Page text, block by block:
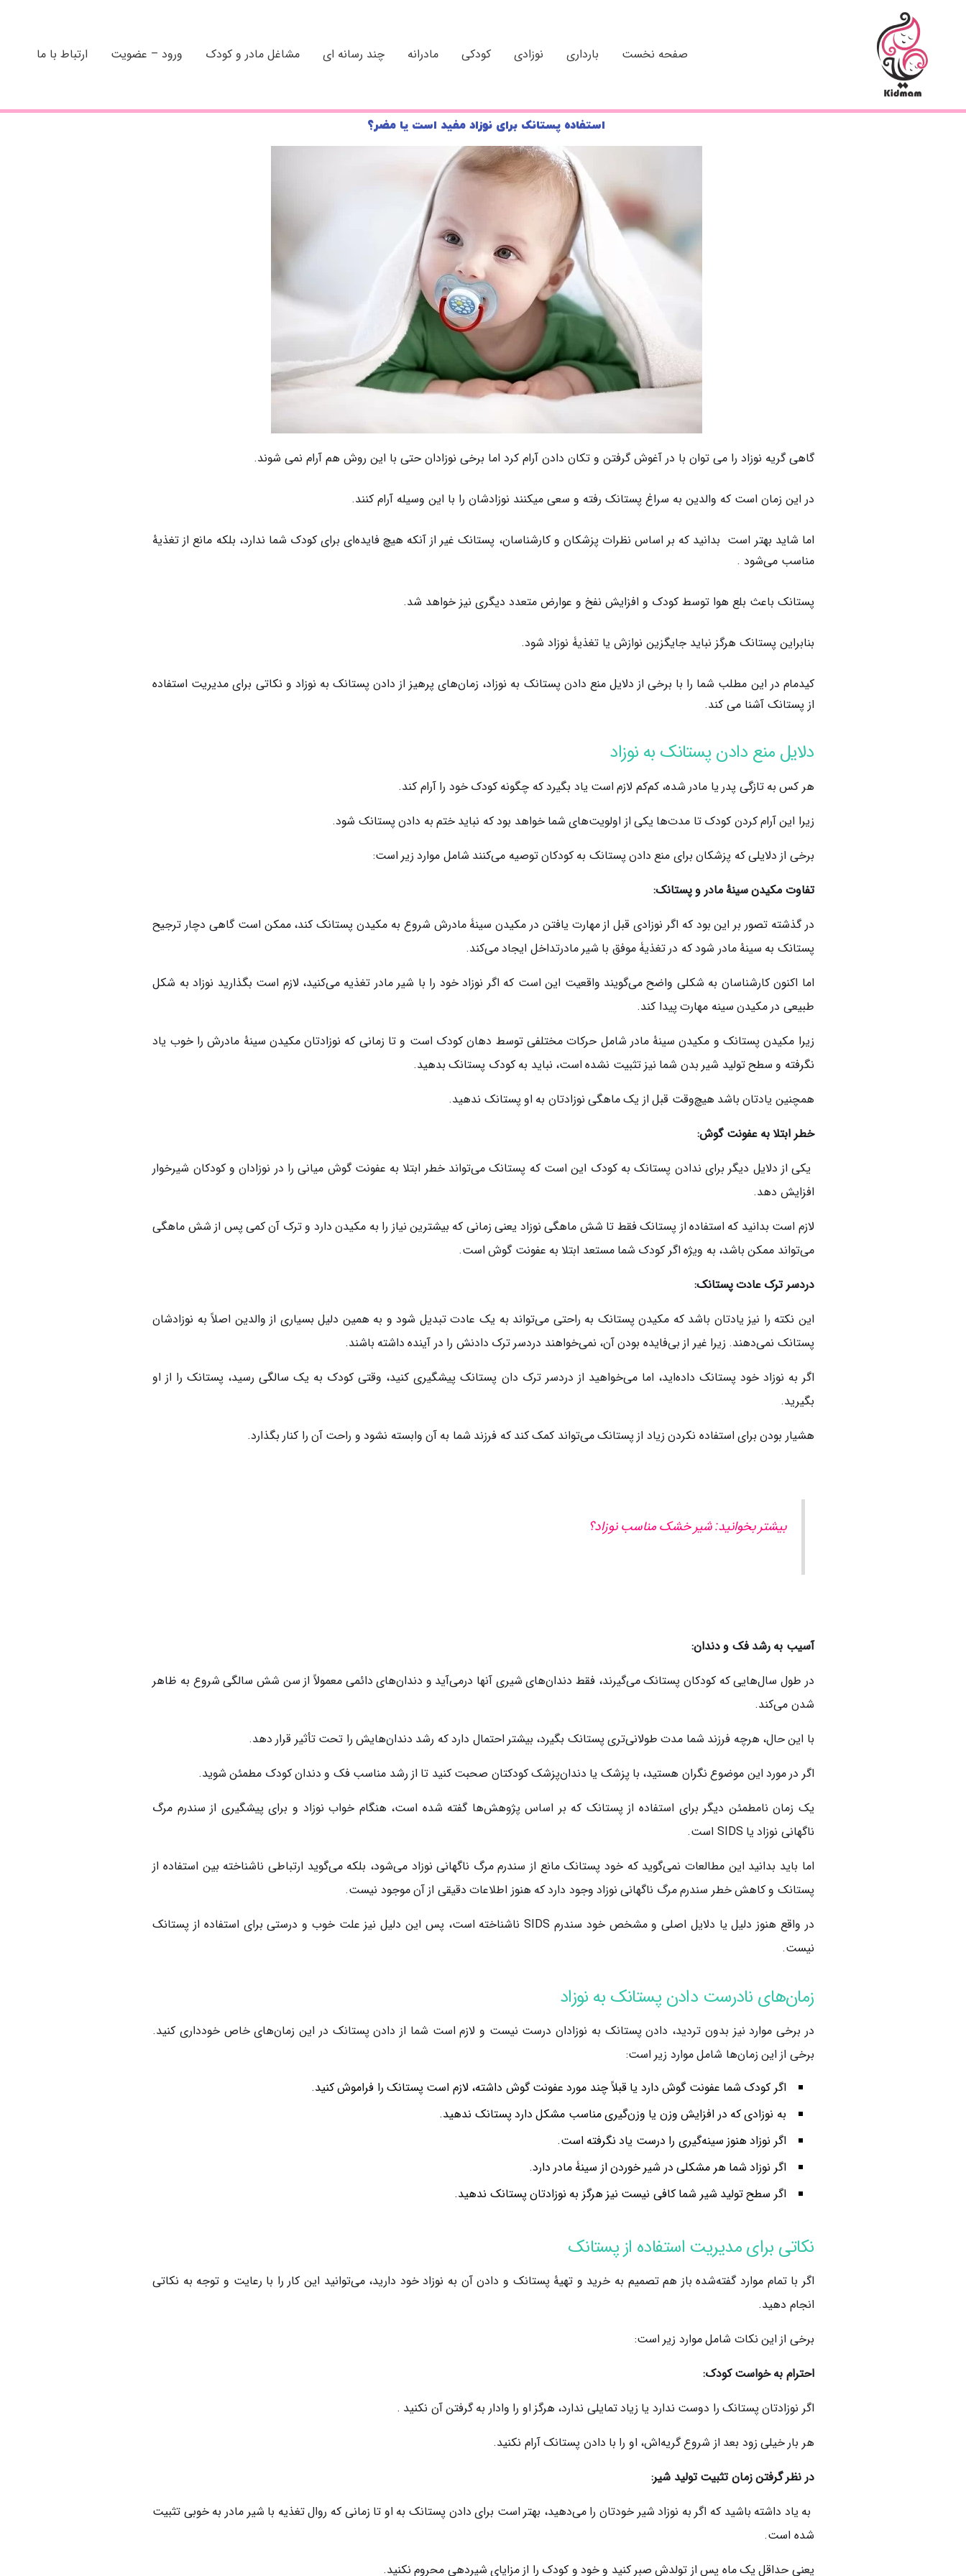
صفحه نخست بارداری نوزادی کودکی مادرانه چند رسانه ای مشاغل مادر و کودک ورود – عضویت ارتباط با ما
استفاده پستانک برای نوزاد مفید است یا مضر؟
گاهی گریه نوزاد را می توان با در آغوش گرفتن و تکان دادن آرام کرد اما برخی نوزادان حتی با این روش هم آرام نمی شوند.
در این زمان است که والدین به سراغ پستانک رفته و سعی میکنند نوزادشان را با این وسیله آرام کنند.
اما شاید بهتر است بدانید که بر اساس نظرات پزشکان و کارشناسان، پستانک غیر از آنکه هیچ فایده‌ای برای کودک شما ندارد، بلکه مانع از تغذیهٔ
مناسب می‌شود .
پستانک باعث بلع هوا توسط کودک و افزایش نفخ و عوارض متعدد دیگری نیز خواهد شد.
بنابراین پستانک هرگز نباید جایگزین نوازش یا تغذیۀ نوزاد شود.
کیدمام در این مطلب شما را با برخی از دلایل منع دادن پستانک به نوزاد، زمان‌های پرهیز از دادن پستانک به نوزاد و نکاتی برای مدیریت استفاده
از پستانک آشنا می کند.
دلایل منع دادن پستانک به نوزاد
هر کس به تازگی پدر یا مادر شده‌، کم‌کم لازم است یاد بگیرد که چگونه کودک خود را آرام کند.
زیرا این آرام کردن کودک تا مدت‌ها یکی از اولویت‌های شما خواهد بود که نباید ختم به دادن پستانک شود.
برخی از دلایلی که پزشکان برای منع دادن پستانک به کودکان توصیه می‌کنند شامل موارد زیر است:
تفاوت مکیدن سینهٔ مادر و پستانک:
در گذشته تصور بر این بود که اگر نوزادی قبل از مهارت یافتن در مکیدن سینۀ مادرش شروع به مکیدن پستانک کند، ممکن است گاهی دچار ترجیح
پستانک به سینهٔ مادر شود که در تغذیۀ موفق با شیر مادرتداخل ایجاد می‌کند.
اما اکنون کارشناسان به شکلی واضح می‌گویند واقعیت این است که اگر نوزاد خود را با شیر مادر تغذیه می‌کنید، لازم است بگذارید نوزاد به شکل
طبیعی در مکیدن سینه مهارت پیدا کند.
زیرا مکیدن پستانک و مکیدن سینهٔ مادر شامل حرکات مختلفی توسط دهان کودک است و تا زمانی که نوزادتان مکیدن سینهٔ مادرش را خوب یاد
نگرفته و سطح تولید شیر بدن شما نیز تثبیت نشده است، نباید به کودک پستانک بدهید.
همچنین یادتان باشد هیچ‌وقت قبل از یک ماهگی نوزادتان به او پستانک ندهید.
خطر ابتلا به عفونت گوش:
یکی از دلایل دیگر برای ندادن پستانک ‌به کودک این است که پستانک می‌تواند خطر ابتلا به عفونت گوش میانی را در نوزادان و کودکان شیرخوار
افزایش دهد.
لازم است بدانید که استفاده از پستانک فقط تا شش ماهگی نوزاد یعنی زمانی که بیشترین نیاز را به مکیدن دارد و ترک آن کمی پس از شش ماهگی
می‌تواند ممکن باشد، به ‌ویژه اگر کودک شما مستعد ابتلا به عفونت گوش است.
دردسر ترک عادت پستانک:
این نکته را نیز یادتان باشد که مکیدن پستانک به راحتی می‌تواند به یک عادت تبدیل شود و به همین دلیل بسیاری از والدین اصلاً به نوزادشان
پستانک نمی‌دهند. زیرا غیر از بی‌فایده بودن آن، نمی‌خواهند دردسر ترک دادنش را در آینده داشته باشند.
اگر به نوزاد خود پستانک داده‌اید، اما می‌خواهید از دردسر ترک دان پستانک پیشگیری کنید، وقتی کودک به یک سالگی رسید، پستانک را از او
بگیرید.
هشیار بودن برای استفاده نکردن زیاد از پستانک می‌تواند کمک کند که فرزند شما به آن وابسته نشود و راحت آن را کنار بگذارد.
بیشتر بخوانید: شیر خشک مناسب نوزاد؟
آسیب به رشد فک و دندان:
در طول سال‌هایی که کودکان پستانک می‌گیرند، فقط دندان‌های شیری آنها درمی‌آید و دندان‌های دائمی معمولاً از سن شش سالگی شروع به ظاهر
شدن می‌کند.
با این حال، هرچه فرزند شما مدت طولانی‌تری پستانک بگیرد، بیشتر احتمال دارد که رشد دندان‌هایش را تحت تأثیر قرار دهد.
اگر در مورد این موضوع نگران هستید، با پزشک یا دندان‌پزشک کودکتان صحبت کنید تا از رشد مناسب فک و دندان کودک مطمئن شوید.
یک زمان نامطمئن دیگر برای استفاده از پستانک که بر اساس پژوهش‌ها گفته شده است، هنگام خواب نوزاد و برای پیشگیری از سندرم مرگ
ناگهانی نوزاد یا SIDS است.
اما باید بدانید این مطالعات نمی‌گوید که خود پستانک مانع از سندرم مرگ ناگهانی نوزاد می‌شود، بلکه می‌گوید ارتباطی ناشناخته بین استفاده از
پستانک و کاهش خطر سندرم مرگ ناگهانی نوزاد وجود دارد که هنوز اطلاعات دقیقی از آن موجود نیست.
در واقع هنوز دلیل یا دلایل اصلی و مشخص خود سندرم SIDS ناشناخته است، پس این دلیل نیز علت خوب و درستی برای استفاده از پستانک
نیست.
زمان‌های نادرست دادن پستانک به نوزاد
در برخی موارد نیز بدون تردید، دادن پستانک به نوزادان درست نیست و لازم است شما از دادن پستانک در این زمان‌های خاص خودداری کنید.
برخی از این زمان‌ها شامل موارد زیر است:
اگر کودک شما عفونت گوش دارد یا قبلاً چند مورد عفونت گوش داشته، لازم است پستانک را فراموش کنید.
به نوزادی که در افزایش وزن یا وزن‌گیری مناسب مشکل دارد پستانک ندهید.
اگر نوزاد هنوز سینه‌گیری را درست یاد نگرفته است.
اگر نوزاد شما هر مشکلی در شیر خوردن از سینۀ مادر دارد.
اگر سطح تولید شیر شما کافی نیست نیز هرگز به نوزادتان پستانک ندهید.
نکاتی برای مدیریت استفاده از پستانک
اگر با تمام موارد گفته‌شده باز هم تصمیم به خرید و تهیهٔ پستانک و دادن آن به نوزاد خود دارید، می‌توانید این کار را با رعایت و توجه به نکاتی
انجام دهید.
برخی از این نکات شامل موارد زیر است:
احترام به خواست کودک:
اگر نوزادتان پستانک را دوست ندارد یا زیاد تمایلی ندارد، هرگز او را وادار به گرفتن آن نکنید .
هر بار خیلی زود بعد از شروع گریه‌اش، او را با دادن پستانک آرام نکنید.
در نظر گرفتن زمان تثبیت تولید شیر:
به یاد داشته باشید که اگر به نوزاد شیر خودتان را می‌دهید، بهتر است برای دادن پستانک به او تا زمانی که روال تغذیه با شیر مادر به خوبی تثبیت
شده است.
یعنی حداقل یک ماه پس از تولدش صبر کنید و خود و کودک را از مزایای شیردهی محروم نکنید.